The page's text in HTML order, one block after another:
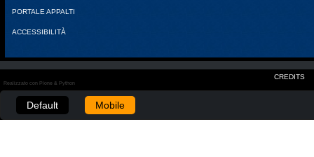
PORTALE APPALTI
ACCESSIBILITÀ
CREDITS
Realizzato con Plone & Python
Default Mobile